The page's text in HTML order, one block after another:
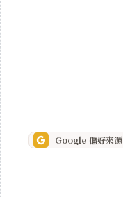
Google 偏好來源